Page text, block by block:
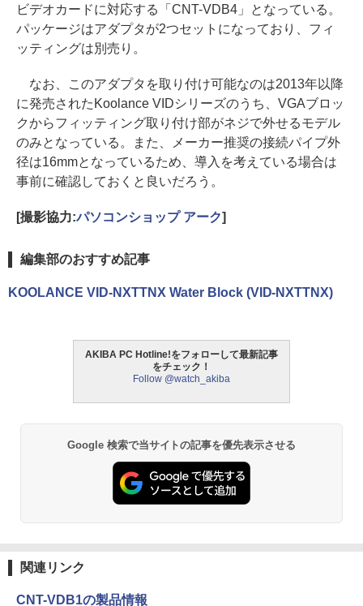
ビデオカードに対応する「CNT-VDB4」となっている。
パッケージはアダプタが2つセットになっており、フィ
ッティングは別売り。
なお、このアダプタを取り付け可能なのは2013年以降
に発売されたKoolance VIDシリーズのうち、VGAブロッ
クからフィッティング取り付け部がネジで外せるモデル
のみとなっている。また、メーカー推奨の接続パイプ外
径は16mmとなっているため、導入を考えている場合は
事前に確認しておくと良いだろう。
[撮影協力:パソコンショップ アーク]
編集部のおすすめ記事
KOOLANCE VID-NXTTNX Water Block (VID-NXTTNX)
AKIBA PC Hotline!をフォローして最新記事
をチェック！
Follow @watch_akiba
Google 検索で当サイトの記事を優先表示させる
関連リンク
CNT-VDB1の製品情報